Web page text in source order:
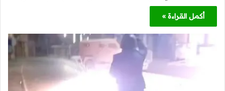
أكمل القراءة »